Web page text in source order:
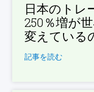
日本のトレ
250％増が
変えている
記事を読む